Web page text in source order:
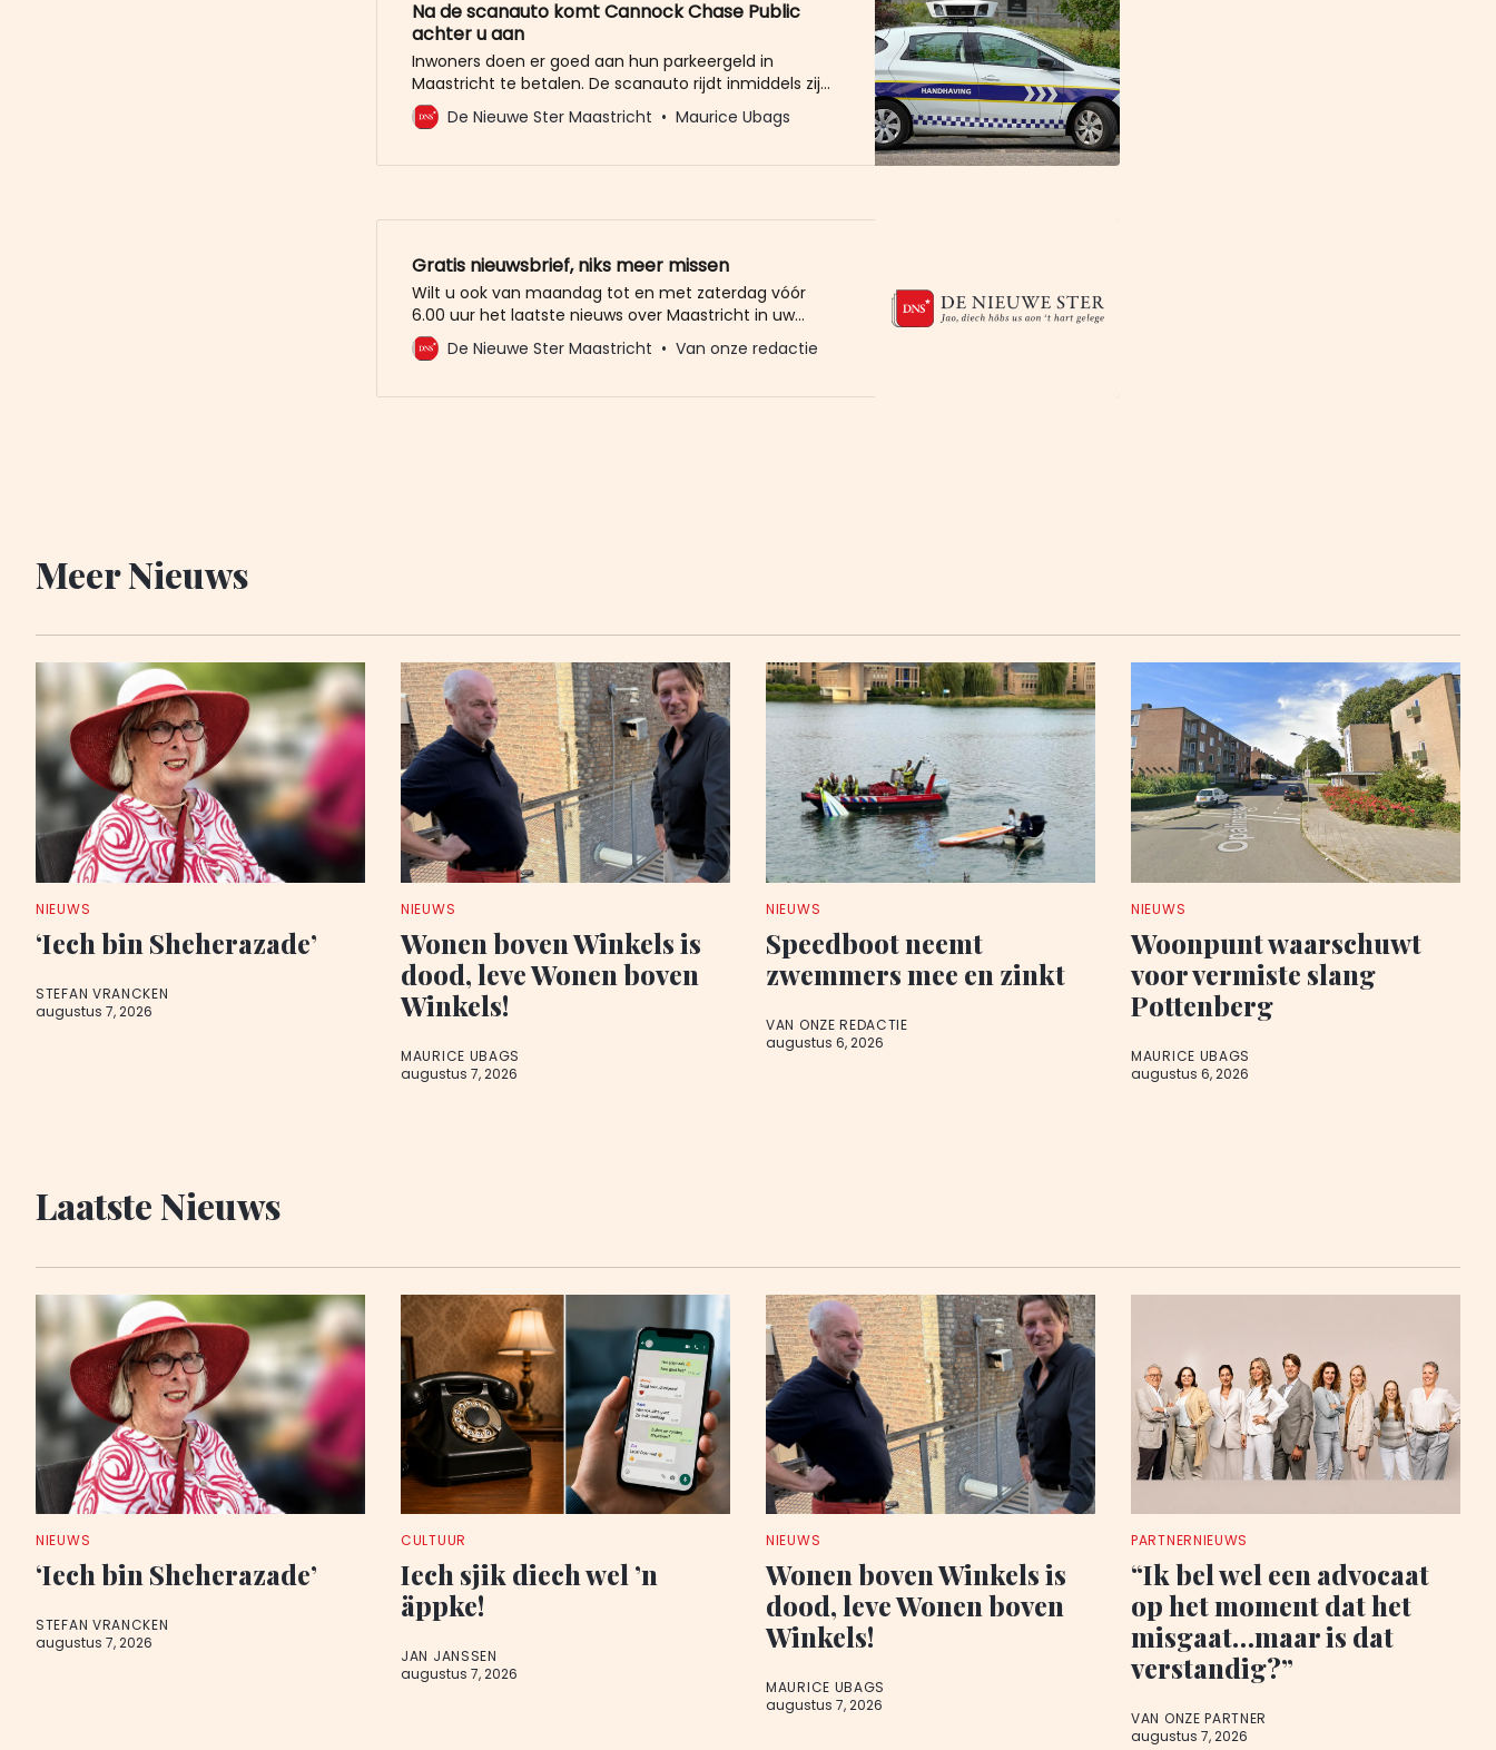
Na de scanauto komt Cannock Chase Public
achter u aan
Inwoners doen er goed aan hun parkeergeld in
Maastricht te betalen. De scanauto rijdt inmiddels zijn
rondjes door de stad. Als u betrapt wordt op niet
betalen, krijgt u te maken met Cannock Chase Public
niemand het fijn vindt als een incassobureau
De Nieuwe Ster Maastricht Maurice Ubags
Gratis nieuwsbrief, niks meer missen
Wilt u ook van maandag tot en met zaterdag vóór
6.00 uur het laatste nieuws over Maastricht in uw
mailbox? Meld u dan gratis aan voor de nieuwbrief van
De Nieuwe Ster. Meer dan 20.000 trouwe lezers gingen
De Nieuwe Ster Maastricht Van onze redactie
Meer Nieuws
NIEUWS
‘Iech bin Sheherazade’
STEFAN VRANCKEN
augustus 7, 2026
NIEUWS
Wonen boven Winkels is
dood, leve Wonen boven
Winkels!
MAURICE UBAGS
augustus 7, 2026
NIEUWS
Speedboot neemt
zwemmers mee en zinkt
VAN ONZE REDACTIE
augustus 6, 2026
NIEUWS
Woonpunt waarschuwt
voor vermiste slang
Pottenberg
MAURICE UBAGS
augustus 6, 2026
Laatste Nieuws
NIEUWS
‘Iech bin Sheherazade’
STEFAN VRANCKEN
augustus 7, 2026
CULTUUR
Iech sjik diech wel ’n
äppke!
JAN JANSSEN
augustus 7, 2026
NIEUWS
Wonen boven Winkels is
dood, leve Wonen boven
Winkels!
MAURICE UBAGS
augustus 7, 2026
PARTNERNIEUWS
“Ik bel wel een advocaat
op het moment dat het
misgaat…maar is dat
verstandig?”
VAN ONZE PARTNER
augustus 7, 2026